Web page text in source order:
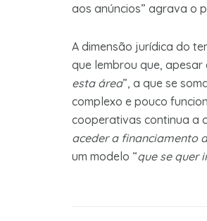
aos anúncios” agrava o
A dimensão jurídica do
que lembrou que,
esta área”, a que se
complexo e pouco
cooperativas continua a
aceder a financiamento
um modelo “que se quer